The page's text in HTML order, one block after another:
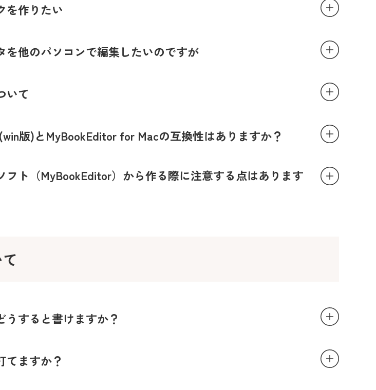
を作りたい
を他のパソコンで編集したいのですが
いて
版)とMyBookEditor for Macの互換性はありますか？
フト（MyBookEditor）から作る際に注意する点はあります
うすると書けますか？
てますか？